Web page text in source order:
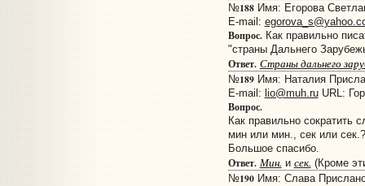
№188Имя: Егорова
E-mail:
Вопрос.Как правильно
"страны Дальнего
Ответ. Страны дальнего
№189Имя: Наталия
E-mail: lio@muh.ruURL:
Вопрос.
Как правильно сократить
мин или мин., сек или сек.?
Большое спасибо.
Ответ. Мин. и сек. (Кроме
№190Имя: Слава